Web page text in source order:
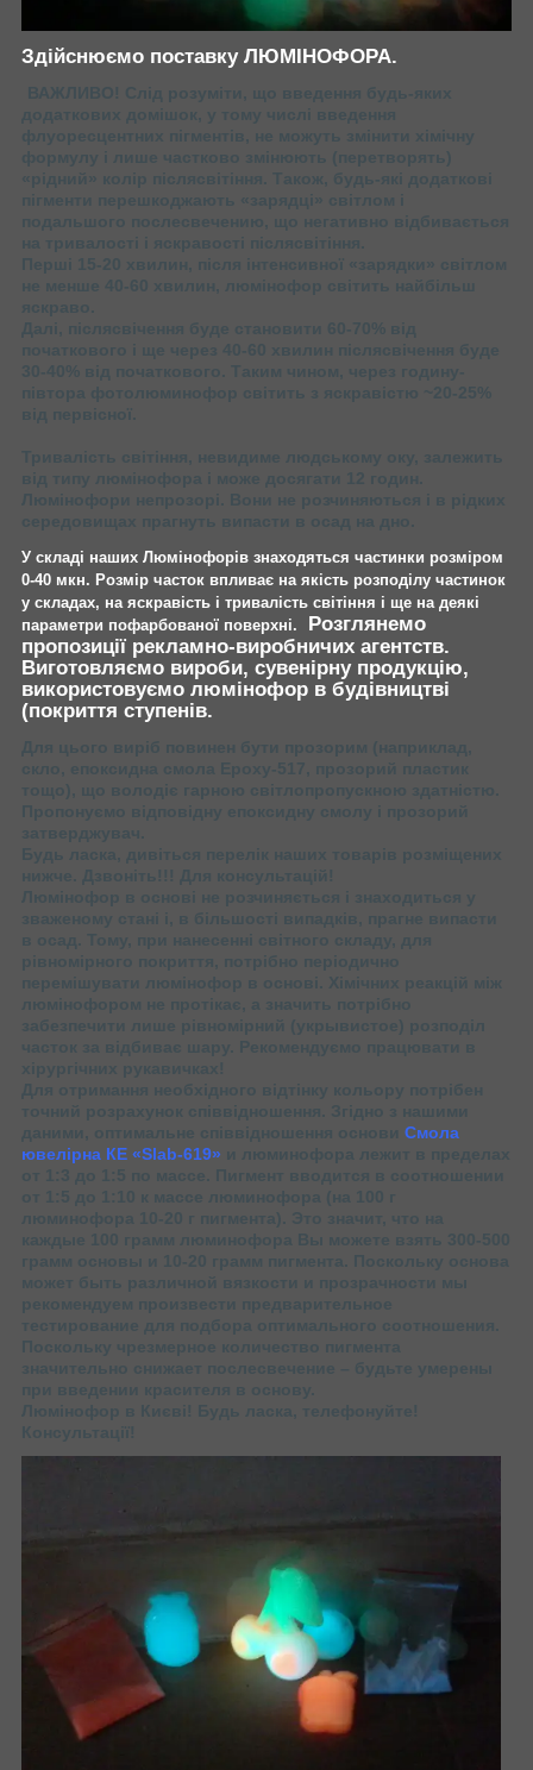
Здійснюємо поставку ЛЮМІНОФОРА.
ВАЖЛИВО! Слід розуміти, що введення будь-яких
додаткових домішок, у тому числі введення
флуоресцентних пігментів, не можуть змінити хімічну
формулу і лише частково змінюють (перетворять)
«рідний» колір післясвітіння. Також, будь-які додаткові
пігменти перешкоджають «зарядці» світлом і
подальшого послесвечению, що негативно відбивається
на тривалості і яскравості післясвітіння.
Перші 15-20 хвилин, після інтенсивної «зарядки» світлом
не менше 40-60 хвилин, люмінофор світить найбільш
яскраво.
Далі, післясвічення буде становити 60-70% від
початкового і ще через 40-60 хвилин післясвічення буде
30-40% від початкового. Таким чином, через годину-
півтора фотолюминофор світить з яскравістю ~20-25%
від первісної.
Тривалість світіння, невидиме людському оку, залежить
від типу люмінофора і може досягати 12 годин.
Люмінофори непрозорі. Вони не розчиняються і в рідких
середовищах прагнуть випасти в осад на дно.
У складі наших Люмінофорів знаходяться частинки розміром
0-40 мкн. Розмір часток впливає на якість розподілу частинок
у складах, на яскравість і тривалість світіння і ще на деякі
параметри пофарбованої поверхні.
Розглянемо
пропозиції рекламно-виробничих агентств.
Виготовляємо вироби, сувенірну продукцію,
використовуємо люмінофор в будівництві
(покриття ступенів.
Для цього виріб повинен бути прозорим (наприклад,
скло, епоксидна смола Epoxy-517, прозорий пластик
тощо), що володіє гарною світлопропускною здатністю.
Пропонуємо відповідну епоксидну смолу і прозорий
затверджувач.
Будь ласка, дивіться перелік наших товарів розміщених
нижче. Дзвоніть!!! Для консультацій!
Люмінофор в основі не розчиняється і знаходиться у
зваженому стані і, в більшості випадків, прагне випасти
в осад. Тому, при нанесенні світного складу, для
рівномірного покриття, потрібно періодично
перемішувати люмінофор в основі. Хімічних реакцій між
люмінофором не протікає, а значить потрібно
забезпечити лише рівномірний (укрывистое) розподіл
часток за відбиває шару. Рекомендуємо працювати в
хірургічних рукавичках!
Для отримання необхідного відтінку кольору потрібен
точний розрахунок співвідношення. Згідно з нашими
даними, оптимальне співвідношення основи Смола
ювелірна КЕ «Slab-619» и люминофора лежит в пределах
от 1:3 до 1:5 по массе. Пигмент вводится в соотношении
от 1:5 до 1:10 к массе люминофора (на 100 г
люминофора 10-20 г пигмента). Это значит, что на
каждые 100 грамм люминофора Вы можете взять 300-500
грамм основы и 10-20 грамм пигмента. Поскольку основа
может быть различной вязкости и прозрачности мы
рекомендуем произвести предварительное
тестирование для подбора оптимального соотношения.
Поскольку чрезмерное количество пигмента
значительно снижает послесвечение – будьте умерены
при введении красителя в основу.
Люмінофор в Києві! Будь ласка, телефонуйте!
Консультації!